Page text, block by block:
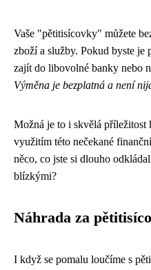
Vaše "pětitisícovky" můžete
zboží a služby. Pokud byste je
zajít do libovolné banky nebo
Výměna je bezplatná a není
Možná je to i skvělá příležitost
využitím této nečekané
něco, co jste si dlouho
blízkými?
Náhrada za
I když se pomalu loučíme s